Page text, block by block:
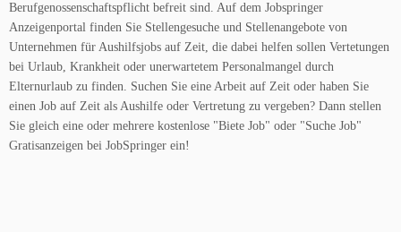
Berufgenossenschaftspflicht befreit sind. Auf dem Jobspringer
Anzeigenportal finden Sie Stellengesuche und Stellenangebote von
Unternehmen für Aushilfsjobs auf Zeit, die dabei helfen sollen Vertetungen
bei Urlaub, Krankheit oder unerwartetem Personalmangel durch
Elternurlaub zu finden. Suchen Sie eine Arbeit auf Zeit oder haben Sie
einen Job auf Zeit als Aushilfe oder Vertretung zu vergeben? Dann stellen
Sie gleich eine oder mehrere kostenlose "Biete Job" oder "Suche Job"
Gratisanzeigen bei JobSpringer ein!